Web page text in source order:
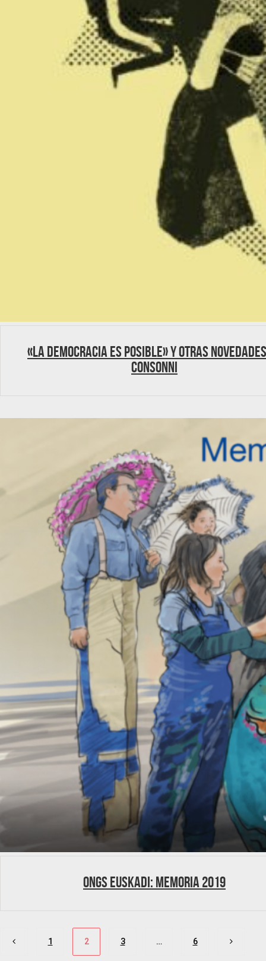
«La democracia es posible» y otras
Consonni
ONGs Euskadi: Memoria 2019
Paginación
1 2 3 … 6